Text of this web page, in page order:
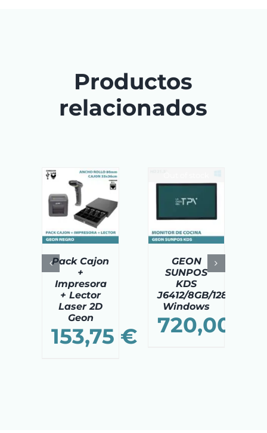
Productos
relacionados
Pack Cajon
+
Impresora
+ Lector
Laser 2D
Geon
153,75 €
DETAILS
GEON
SUNPOS
KDS
J6412/8GB/128GB/21.5″
Windows
720,00
AÑADIR AL
CARRITO
DETAILS